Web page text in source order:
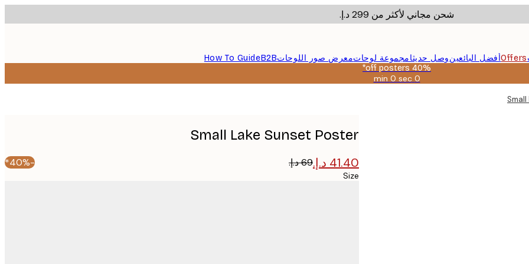
شحن مجاني لأكثر من ‏299 د.إ.‏
Offersأفضل البائعينوصل حديثامجموعة لوحاتمعرض صور اللوحاتB2B
How To Guide
40% off posters*
0 min
0 secصالحة
Small Lake Sunset Poster
-40%*
Size